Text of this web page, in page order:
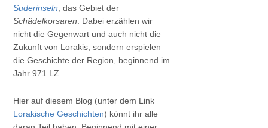
Suderinseln , das Gebiet der
Schädelkorsaren . Dabei erzählen wir
nicht die Gegenwart und auch nicht die
Zukunft von Lorakis, sondern erspielen
die Geschichte der Region, beginnend im
Jahr 971 LZ.
Hier auf diesem Blog (unter dem Link
Lorakische Geschichten) könnt ihr alle